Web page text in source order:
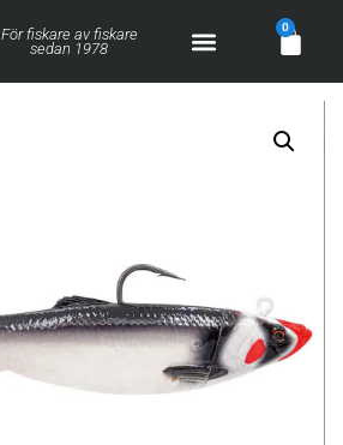
För fiskare av fiskare
sedan 1978
0